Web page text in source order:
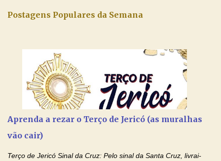
Postagens Populares da Semana
Aprenda a rezar o Terço de Jericó (as muralhas
vão cair)
Terço de Jericó Sinal da Cruz: Pelo sinal da Santa Cruz, livrai-